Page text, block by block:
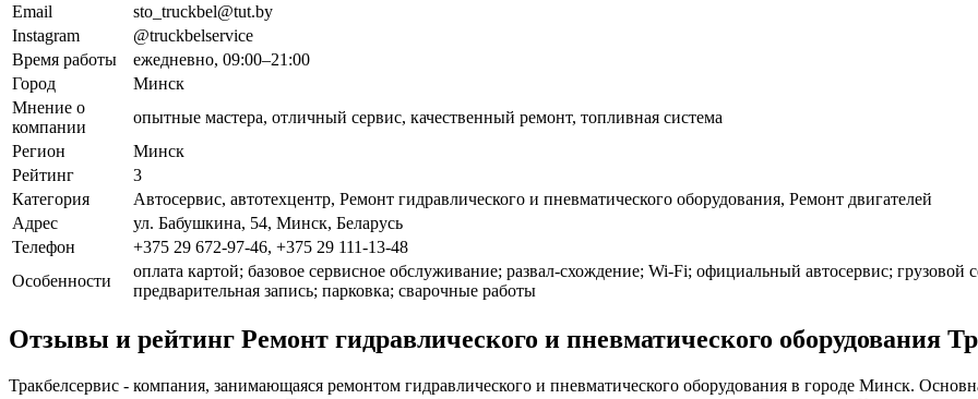
Email
sto_truckbel@tut.by
Instagram
@truckbelservice
Время работы
ежедневно, 09:00–21:00
Город
Минск
Мнение о
компании
опытные мастера, отличный сервис, качественный ремонт, топливная система
Регион
Минск
Рейтинг
3
Категория
Автосервис, автотехцентр, Ремонт гидравлического и пневматического оборудования, Ремонт двигателей
Адрес
ул. Бабушкина, 54, Минск, Беларусь
Телефон
+375 29 672-97-46, +375 29 111-13-48
Особенности
оплата картой; базовое сервисное обслуживание; развал-схождение; Wi-Fi; официальный автосервис; грузовой
предварительная запись; парковка; сварочные работы
Отзывы и рейтинг Ремонт гидравлического и пневматического оборудования
Тракбелсервис - компания, занимающаяся ремонтом гидравлического и пневматического оборудования в городе Минск.